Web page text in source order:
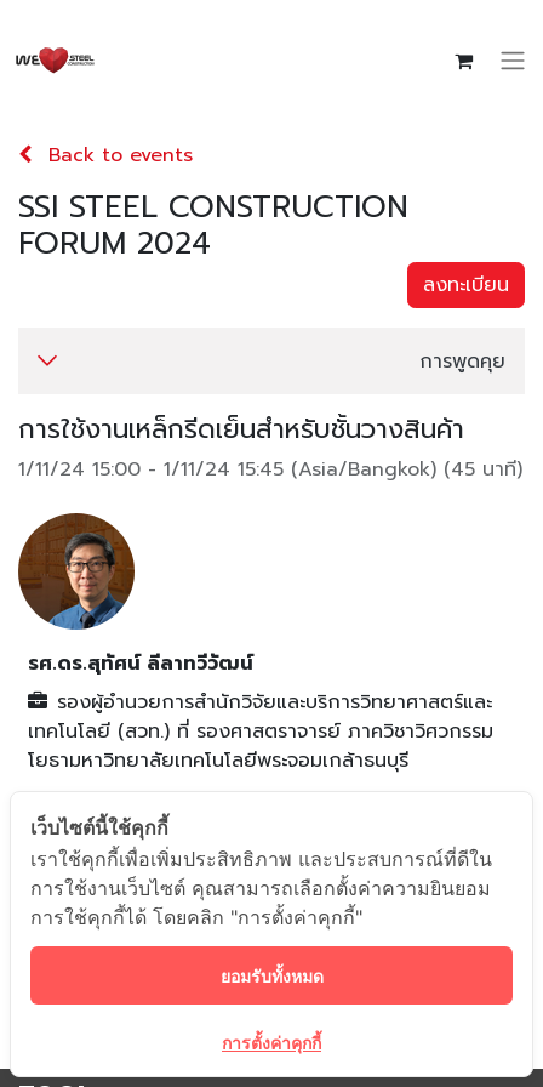
Back to events
SSI STEEL CONSTRUCTION
FORUM 2024
ลงทะเบียน
การพูดคุย
การใช้งานเหล็กรีดเย็นสำหรับชั้นวางสินค้า
1/11/24 15:00 - 1/11/24 15:45 (Asia/Bangkok) (45 นาที)
รศ.ดร.สุทัศน์ ลีลาทวีวัฒน์
รองผู้อำนวยการสำนักวิจัยและบริการวิทยาศาสตร์และ
เทคโนโลยี (สวท.) ที่ รองศาสตราจารย์ ภาควิชาวิศวกรรม
โยธามหาวิทยาลัยเทคโนโลยีพระจอมเกล้าธนบุรี
เว็บไซต์นี้ใช้คุกกี้
เราใช้คุกกี้เพื่อเพิ่มประสิทธิภาพ และประสบการณ์ที่ดีใน
การใช้งานเว็บไซต์ คุณสามารถเลือกตั้งค่าความยินยอม
การใช้คุกกี้ได้ โดยคลิก "การตั้งค่าคุกกี้"
ยอมรับทั้งหมด
การตั้งค่าคุกกี้